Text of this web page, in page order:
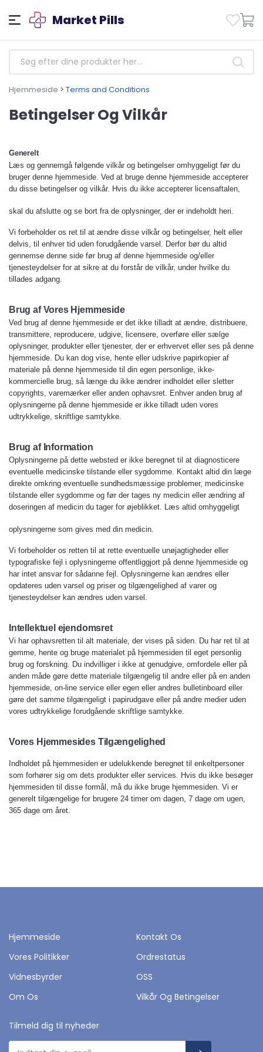
Market Pills
Hjemmeside > Terms and Conditions
Betingelser Og Vilkår
Generelt
Læs og gennemgå følgende vilkår og betingelser omhyggeligt før du
bruger denne hjemmeside. Ved at bruge denne hjemmeside accepterer
du disse betingelser og vilkår. Hvis du ikke accepterer licensaftalen,
skal du afslutte og se bort fra de oplysninger, der er indeholdt heri.
Vi forbeholder os ret til at ændre disse vilkår og betingelser, helt eller
delvis, til enhver tid uden forudgående varsel. Derfor bør du altid
gennemse denne side før brug af denne hjemmeside og/eller
tjenesteydelser for at sikre at du forstår de vilkår, under hvilke du
tillades adgang.
Brug af Vores Hjemmeside
Ved brug af denne hjemmeside er det ikke tilladt at ændre, distribuere,
transmittere, reproducere, udgive, licensere, overføre eller sælge
oplysninger, produkter eller tjenester, der er erhvervet eller ses på denne
hjemmeside. Du kan dog vise, hente eller udskrive papirkopier af
materiale på denne hjemmeside til din egen personlige, ikke-
kommercielle brug, så længe du ikke ændrer indholdet eller sletter
copyrights, varemærker eller anden ophavsret. Enhver anden brug af
oplysningerne på denne hjemmeside er ikke tilladt uden vores
udtrykkelige, skriftlige samtykke.
Brug af Information
Oplysningerne på dette websted er ikke beregnet til at diagnosticere
eventuelle medicinske tilstande eller sygdomme. Kontakt altid din læge
direkte omkring eventuelle sundhedsmæssige problemer, medicinske
tilstande eller sygdomme og før der tages ny medicin eller ændring af
doseringen af medicin du tager for øjeblikket. Læs altid omhyggeligt
oplysningerne som gives med din medicin.
Vi forbeholder os retten til at rette eventuelle unøjagtigheder eller
typografiske fejl i oplysningerne offentliggjort på denne hjemmeside og
har intet ansvar for sådanne fejl. Oplysningerne kan ændres eller
opdateres uden varsel og priser og tilgængelighed af varer og
tjenesteydelser kan ændres uden varsel.
Intellektuel ejendomsret
Vi har ophavsretten til alt materiale, der vises på siden. Du har ret til at
gemme, hente og bruge materialet på hjemmesiden til eget personlig
brug og forskning. Du indvilliger i ikke at genudgive, omfordele eller på
anden måde gøre dette materiale tilgængelig til andre eller på en anden
hjemmeside, on-line service eller egen eller andres bulletinboard eller
gøre det samme tilgængeligt i papirudgave eller på andre medier uden
vores udtrykkelige forudgående skriftlige samtykke.
Vores Hjemmesides Tilgængelighed
Indholdet på hjemmesiden er udelukkende beregnet til enkeltpersoner
som forhører sig om dets produkter eller services. Hvis du ikke besøger
hjemmesiden til disse formål, må du ikke bruge hjemmesiden. Vi er
generelt tilgængelige for brugere 24 timer om dagen, 7 dage om ugen,
365 dage om året.
Hjemmeside
Kontakt Os
Vores Politikker
Ordrestatus
Vidnesbyrder
OSS
Om Os
Vilkår Og Betingelser
Tilmeld dig til nyheder